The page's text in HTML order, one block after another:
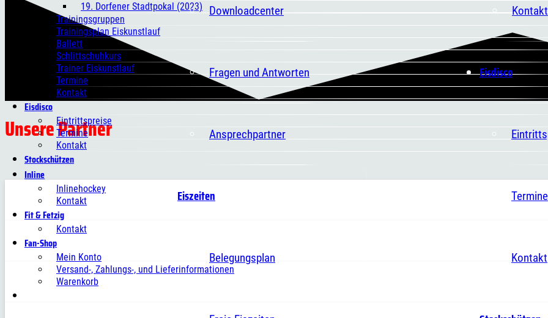
Kontakt
Eisdisco
Termine
Kontakt
Downloadcenter
Fragen und Antworten
Ansprechpartner
Eiszeiten
Belegungsplan
19. Dorfener Stadtpokal (2023)
Trainingsgruppen
Trainingsplan Eiskunstlauf
Ballett
Schlittschuhkurs
Trainer Eiskunstlauf
Termine
Kontakt
Eisdisco
Eintrittspreise
Termine
Kontakt
Stockschützen
Inline
Inlinehockey
Kontakt
Fit & Fetzig
Kontakt
Fan-Shop
Mein Konto
Versand-, Zahlungs-, und Lieferinformationen
Warenkorb
Unsere Partner